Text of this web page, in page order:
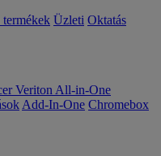
termékek Üzleti Oktatás
Veriton All-in-One
Add-In-One Chromebox